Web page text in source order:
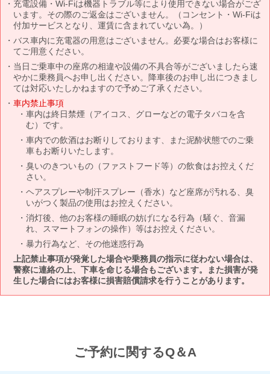
充電設備・Wi-Fiは機器トラブル等により使用できない場合がござ
います。その際のご返金はございません。（コンセント・Wi-Fiは
付加サービスとなり、運賃に含まれていない為。）
バス車内に充電器の用意はございません。必要な場合はお客様に
てご用意ください。
当日ご乗車中の座席の相違や設備の不具合等がございましたら速
やかに乗務員へお申し出ください。降車後のお申し出につきまし
ては対応いたしかねますので予めご了承ください。
車内禁止事項
車内は終日禁煙（アイコス、グローなどの電子タバコを含
む）です。
車内での飲酒はお断りしております、また泥酔状態でのご乗
車もお断りいたします。
臭いのきついもの（ファストフード等）の飲食はお控えくだ
さい。
ヘアスプレーや制汗スプレー（香水）など座席が汚れる、臭
いがつく製品の使用はお控えください。
消灯後、他のお客様の睡眠の妨げになる行為（騒ぐ、音漏
れ、スマートフォンの操作）等はお控えください。
暴力行為など、その他迷惑行為
上記禁止事項が発覚した場合や乗務員の指示に従わない場合は、
警察に連絡の上、下車を命じる場合もございます。また損害が発
生した場合にはお客様に損害賠償請求を行うことがあります。
ご予約に関するQ＆A